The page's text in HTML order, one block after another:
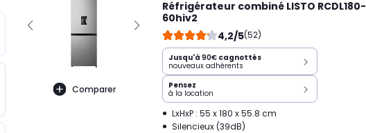
Comparer
Réfrigérateur combiné LISTO RCDL180-
60hiv2
4,2/5(52)
Jusqu'à 90€ cagnottés
nouveaux adhérents
Pensez
à la location
LxHxP : 55 x 180 x 55.8 cm
Silencieux (39dB)